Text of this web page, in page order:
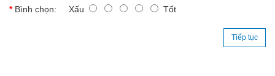
Bình chọn: Xấu Tốt
Tiếp tục